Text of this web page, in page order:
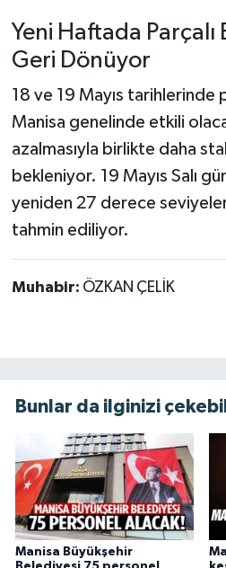
Yeni Haftada
Geri Dönüyor
18 ve 19 Mayıs tarihlerinde
Manisa genelinde etkili
azalmasıyla birlikte daha
bekleniyor. 19 Mayıs Salı
yeniden 27 derece
tahmin ediliyor.
Muhabir: ÖZKAN ÇELİK
Bunlar da ilginizi
Manisa Büyükşehir